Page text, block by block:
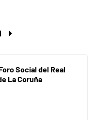
Social del Real
La Coruña